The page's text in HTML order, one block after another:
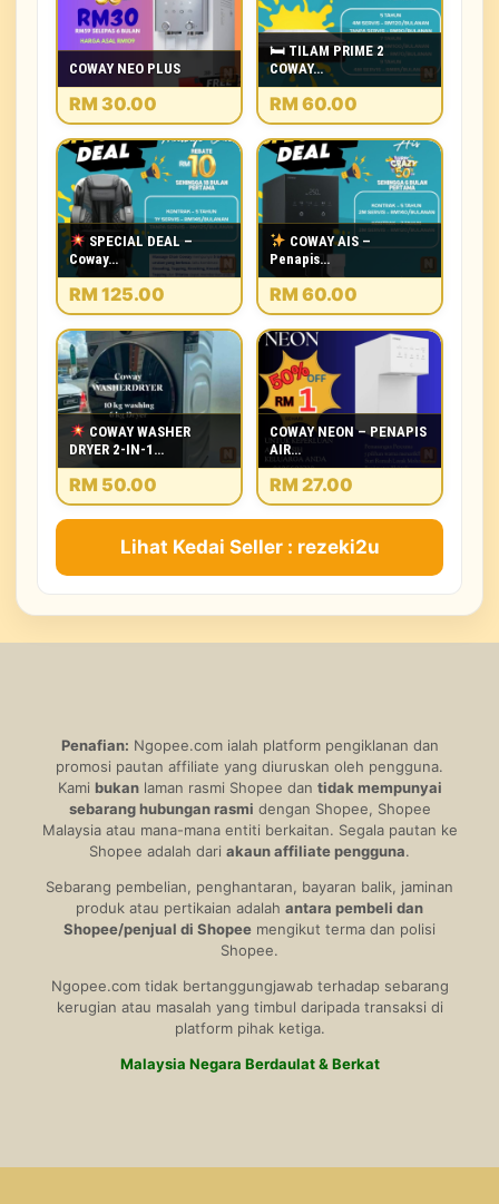
COWAY NEO PLUS
RM 30.00
🛏 TILAM PRIME 2
COWAY…
RM 60.00
SPECIAL DEAL –
Coway…
RM 125.00
COWAY AIS –
Penapis…
RM 60.00
COWAY WASHER
DRYER 2-IN-1…
RM 50.00
COWAY NEON – PENAPIS
AIR…
RM 27.00
Lihat Kedai Seller : rezeki2u
Penafian: Ngopee.com ialah platform pengiklanan dan
promosi pautan affiliate yang diuruskan oleh pengguna.
Kami bukanlaman rasmi Shopee dan tidak mempunyai
sebarang hubungan rasmi dengan Shopee, Shopee
Malaysia atau mana-mana entiti berkaitan. Segala pautan ke
Shopee adalah dari akaun affiliate pengguna.
Sebarang pembelian, penghantaran, bayaran balik, jaminan
produk atau pertikaian adalah antara pembeli dan
Shopee/penjual di Shopee mengikut terma dan polisi
Shopee.
Ngopee.com tidak bertanggungjawab terhadap sebarang
kerugian atau masalah yang timbul daripada transaksi di
platform pihak ketiga.
Malaysia Negara Berdaulat & Berkat